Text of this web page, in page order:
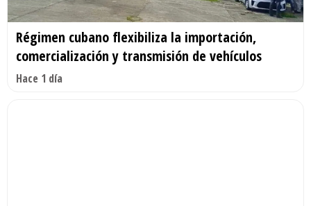
Régimen cubano flexibiliza la importación,
comercialización y transmisión de vehículos
Hace 1 día